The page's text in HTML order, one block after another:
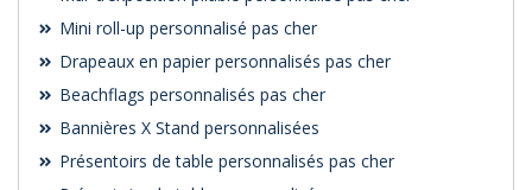
Mini roll-up personnalisé pas cher
Drapeaux en papier personnalisés pas cher
Beachflags personnalisés pas cher
Bannières X Stand personnalisées
Présentoirs de table personnalisés pas cher